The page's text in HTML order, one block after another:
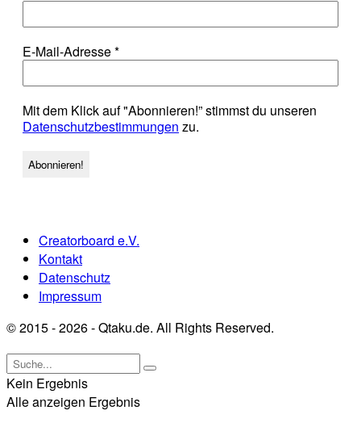
E-Mail-Adresse*
Mit dem Klick auf "Abonnieren!” stimmst du unseren
Datenschutzbestimmungen zu.
Creatorboard e.V.
Kontakt
Datenschutz
Impressum
© 2015 - 2026 - Qtaku.de. All Rights Reserved.
Kein Ergebnis
Alle anzeigen Ergebnis